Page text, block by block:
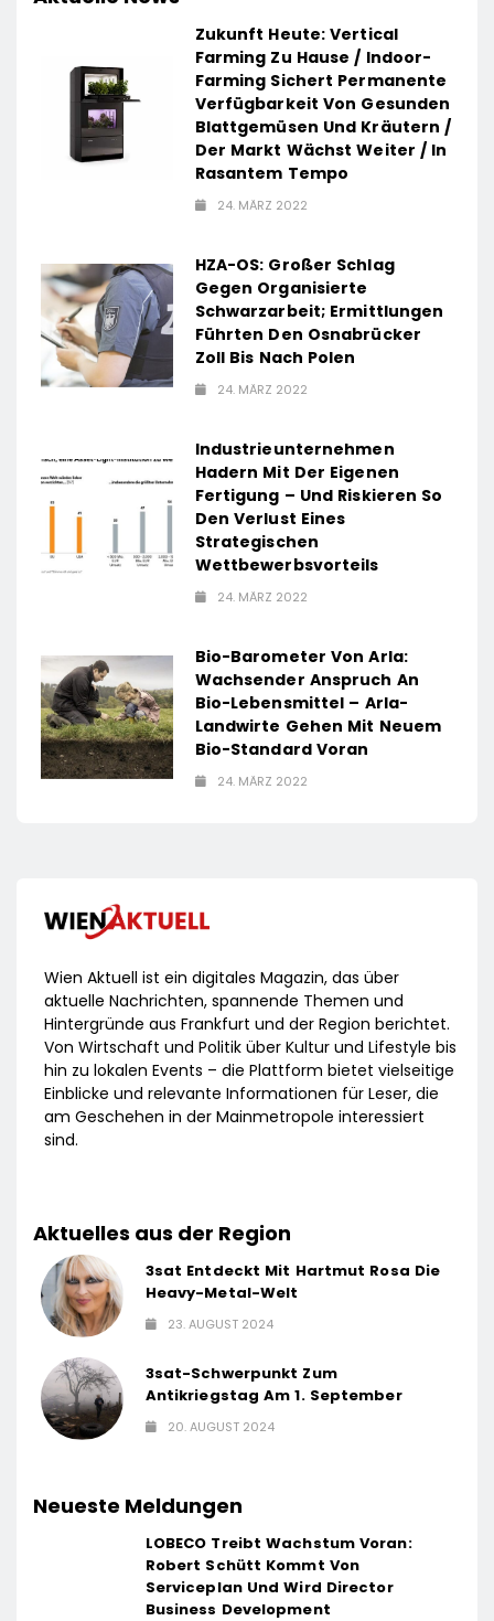
Zukunft Heute: Vertical
Farming Zu Hause / Indoor-
Farming Sichert Permanente
Verfügbarkeit Von Gesunden
Blattgemüsen Und Kräutern /
Der Markt Wächst Weiter / In
Rasantem Tempo
24. MÄRZ 2022
HZA-OS: Großer Schlag
Gegen Organisierte
Schwarzarbeit; Ermittlungen
Führten Den Osnabrücker
Zoll Bis Nach Polen
24. MÄRZ 2022
Industrieunternehmen
Hadern Mit Der Eigenen
Fertigung – Und Riskieren So
Den Verlust Eines
Strategischen
Wettbewerbsvorteils
24. MÄRZ 2022
Bio-Barometer Von Arla:
Wachsender Anspruch An
Bio-Lebensmittel – Arla-
Landwirte Gehen Mit Neuem
Bio-Standard Voran
24. MÄRZ 2022
Wien Aktuell ist ein digitales Magazin, das über
aktuelle Nachrichten, spannende Themen und
Hintergründe aus Frankfurt und der Region berichtet.
Von Wirtschaft und Politik über Kultur und Lifestyle bis
hin zu lokalen Events – die Plattform bietet vielseitige
Einblicke und relevante Informationen für Leser, die
am Geschehen in der Mainmetropole interessiert
sind.
Aktuelles aus der Region
3sat Entdeckt Mit Hartmut Rosa Die
Heavy-Metal-Welt
23. AUGUST 2024
3sat-Schwerpunkt Zum
Antikriegstag Am 1. September
20. AUGUST 2024
Neueste Meldungen
LOBECO Treibt Wachstum Voran:
Robert Schütt Kommt Von
Serviceplan Und Wird Director
Business Development